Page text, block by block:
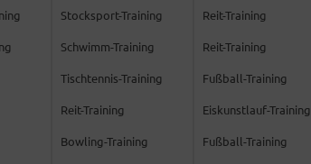
Stocksport-Training
Schwimm-Training
Tischtennis-Training
Reit-Training
Bowling-Training
Reit-Training
Reit-Training
Fußball-Training
Eiskunstlauf-Training
Fußball-Training